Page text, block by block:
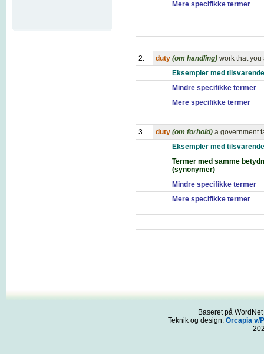
Mere specifikke termer
2. duty (om handling) work that
Eksempler med
Mindre specifikke termer
Mere specifikke termer
3. duty (om forhold) a government
Eksempler med
Termer med samme
(synonymer)
Mindre specifikke termer
Mere specifikke termer
Baseret på
Teknik og design: Orcapia v/